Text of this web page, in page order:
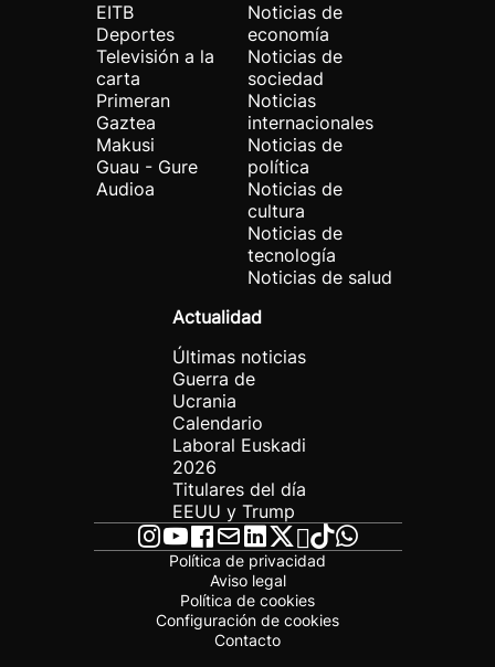
EITB
Deportes
Televisión a la
carta
Primeran
Gaztea
Makusi
Guau - Gure
Audioa
Noticias de
economía
Noticias de
sociedad
Noticias
internacionales
Noticias de
política
Noticias de
cultura
Noticias de
tecnología
Noticias de salud
Actualidad
Últimas noticias
Guerra de
Ucrania
Calendario
Laboral Euskadi
2026
Titulares del día
EEUU y Trump
Política de privacidad
Aviso legal
Política de cookies
Configuración de cookies
Contacto